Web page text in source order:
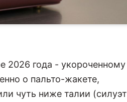
2026 года - укороченному
о пальто-жакете,
чуть ниже талии (силуэт